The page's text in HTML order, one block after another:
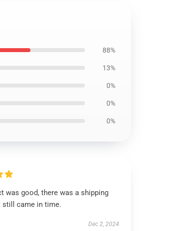
88%
13%
0%
0%
0%
was good, there was a shipping
still came in time.
Dec 2, 2024